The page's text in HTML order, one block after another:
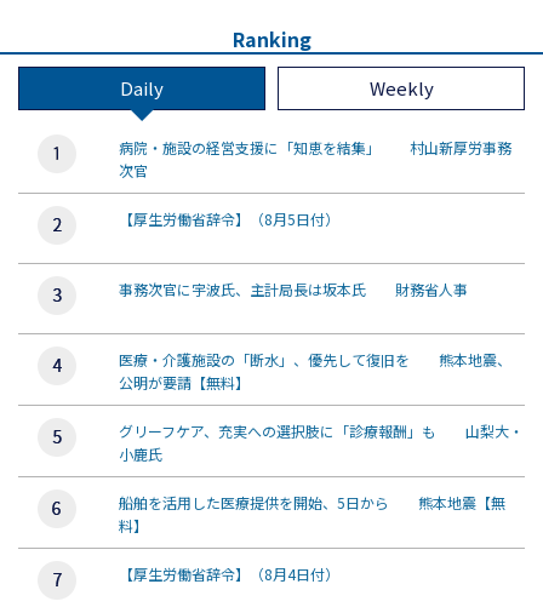
Ranking
Daily Weekly
病院・施設の経営支援に「知恵を結集」 村山新厚労事務
次官
【厚生労働省辞令】（8月5日付）
事務次官に宇波氏、主計局長は坂本氏 財務省人事
医療・介護施設の「断水」、優先して復旧を 熊本地震、
公明が要請【無料】
グリーフケア、充実への選択肢に「診療報酬」も 山梨大・
小鹿氏
船舶を活用した医療提供を開始、5日から 熊本地震【無
料】
【厚生労働省辞令】（8月4日付）